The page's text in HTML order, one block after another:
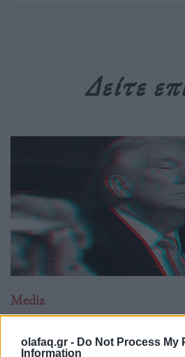
olafaq.gr - Do Not Process My
Information
Δείτε
Media
Είναι το Truth Social το
της εποχής μας;